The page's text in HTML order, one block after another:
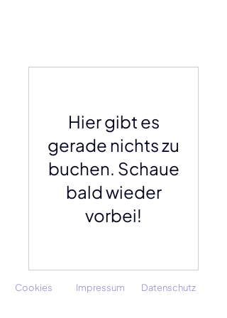
Hier gibt es
gerade nichts zu
buchen. Schaue
bald wieder
vorbei!
Cookies Impressum Datenschutz